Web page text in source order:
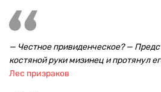
— Честное привиденческое? —
костяной руки мизинец и протянул
Лес призраков